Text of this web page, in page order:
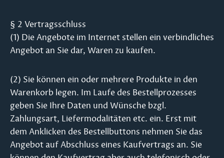
§ 2 Vertragsschluss
(1) Die Angebote im Internet stellen ein verbindliches
Angebot an Sie dar, Waren zu kaufen.
(2) Sie können ein oder mehrere Produkte in den
Warenkorb legen. Im Laufe des Bestellprozesses
geben Sie Ihre Daten und Wünsche bzgl.
Zahlungsart, Liefermodalitäten etc. ein. Erst mit
dem Anklicken des Bestellbuttons nehmen Sie das
Angebot auf Abschluss eines Kaufvertrags an. Sie